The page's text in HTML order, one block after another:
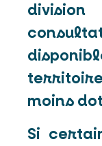
moins
Si